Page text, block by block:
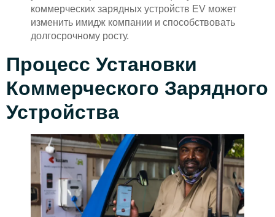
коммерческих зарядных устройств EV может
изменить имидж компании и способствовать
долгосрочному росту.
Процесс Установки
Коммерческого Зарядного
Устройства